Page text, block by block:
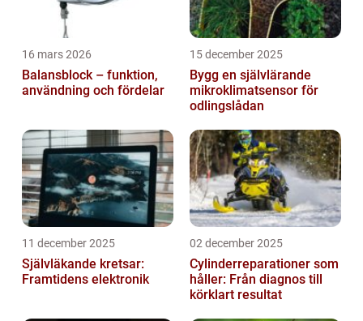
16 mars 2026
Balansblock – funktion,
användning och fördelar
15 december 2025
Bygg en självlärande
mikroklimatsensor för
odlingslådan
11 december 2025
Självläkande kretsar:
Framtidens elektronik
02 december 2025
Cylinderreparationer som
håller: Från diagnos till
körklart resultat